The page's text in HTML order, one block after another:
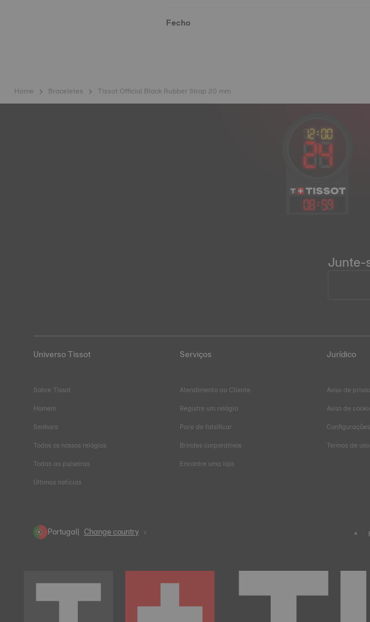
Fecho
Home Braceletes Tissot Official Black Rubber Strap 20 mm
08:59
Universo Tissot
Sobre Tissot
Homem
Senhora
Todos os nossos relógios
Todas as pulseiras
Últimas notícias
Serviços
Atendimento ao Cliente
Registre um relógio
Pare de falsificar
Brindes corporativos
Encontre uma loja
Jurídico
Aviso de
Aviso de
Termos de uso
Portugal Change country